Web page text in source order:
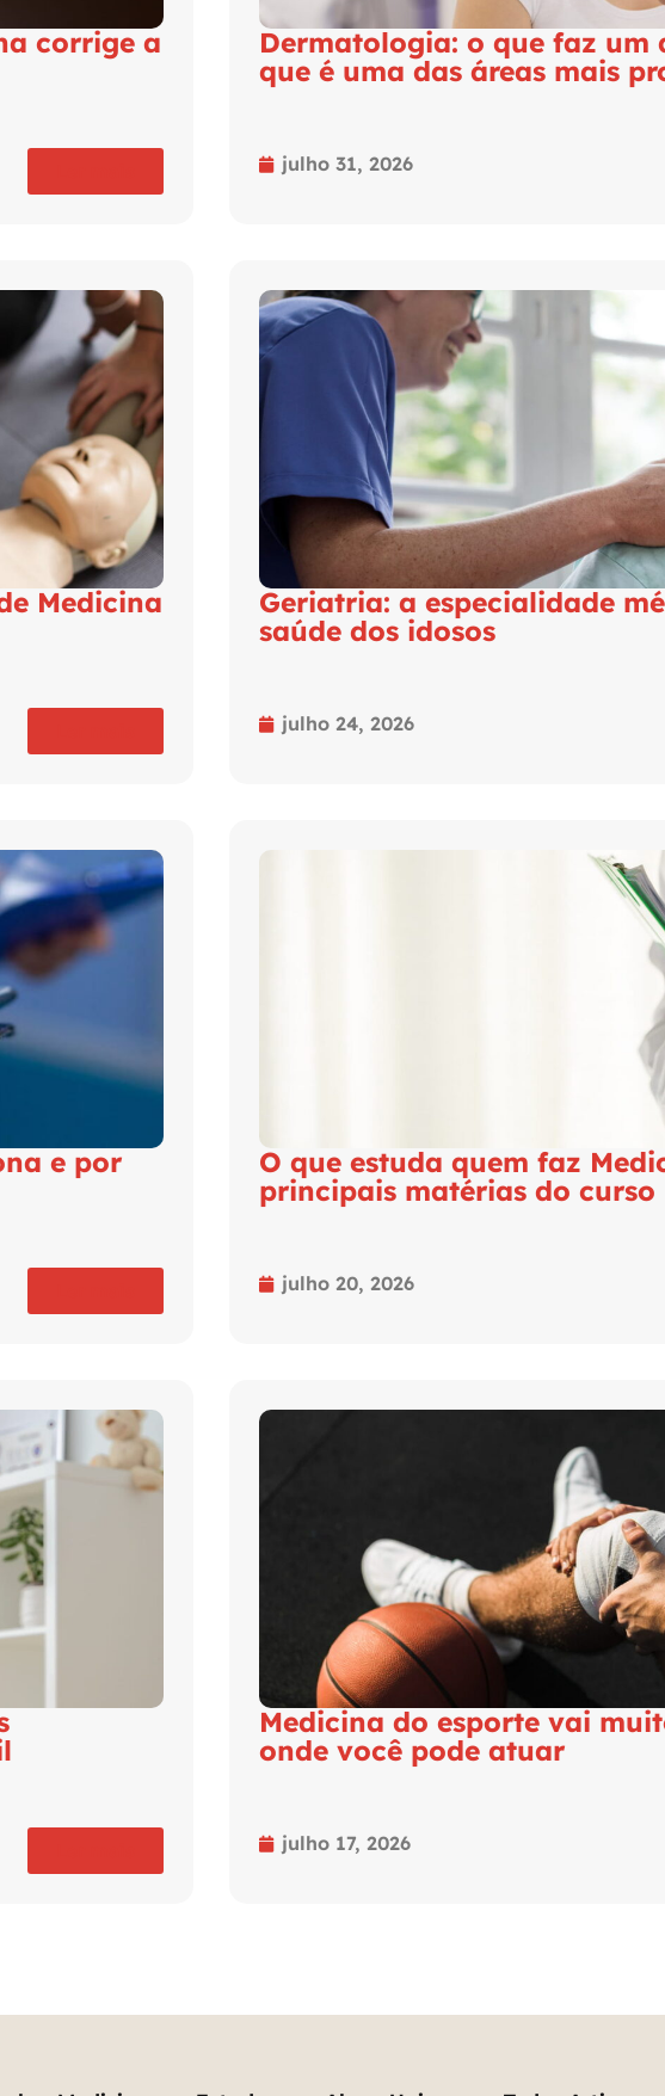
corrige a
Dermatologia: o que faz
que é uma das áreas mais
julho 31, 2026
Medicina
Geriatria: a especialidade
saúde dos idosos
julho 24, 2026
e por
O que estuda quem faz
principais matérias do curso
julho 20, 2026
Medicina do esporte vai
onde você pode atuar
julho 17, 2026